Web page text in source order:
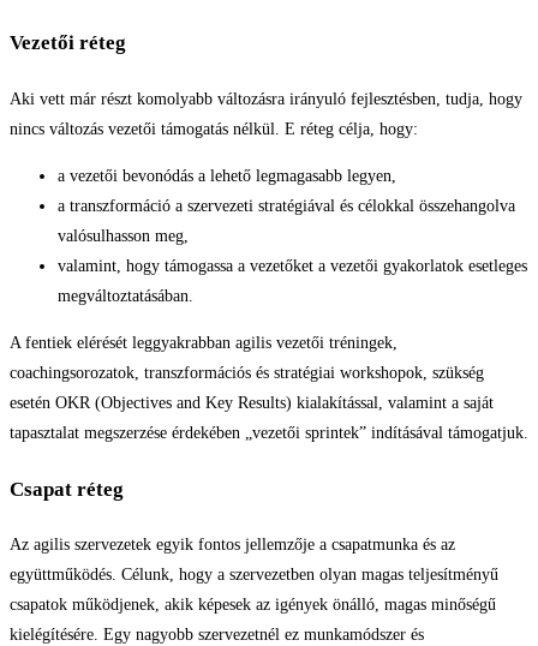
Vezetői réteg
Aki vett már részt komolyabb változásra irányuló fejlesztésben, tudja, hogy
nincs változás vezetői támogatás nélkül. E réteg célja, hogy:
a vezetői bevonódás a lehető legmagasabb legyen,
a transzformáció a szervezeti stratégiával és célokkal összehangolva
valósulhasson meg,
valamint, hogy támogassa a vezetőket a vezetői gyakorlatok esetleges
megváltoztatásában.
A fentiek elérését leggyakrabban agilis vezetői tréningek,
coachingsorozatok, transzformációs és stratégiai workshopok, szükség
esetén OKR (Objectives and Key Results) kialakítással, valamint a saját
tapasztalat megszerzése érdekében „vezetői sprintek” indításával támogatjuk.
Csapat réteg
Az agilis szervezetek egyik fontos jellemzője a csapatmunka és az
együttműködés. Célunk, hogy a szervezetben olyan magas teljesítményű
csapatok működjenek, akik képesek az igények önálló, magas minőségű
kielégítésére. Egy nagyobb szervezetnél ez munkamódszer és